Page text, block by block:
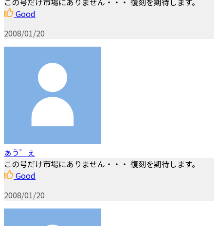
Good
2008/01/20
ぁう゛ぇ
この号だけ市場にありません・・・ 復刻を期待します。
Good
2008/01/20